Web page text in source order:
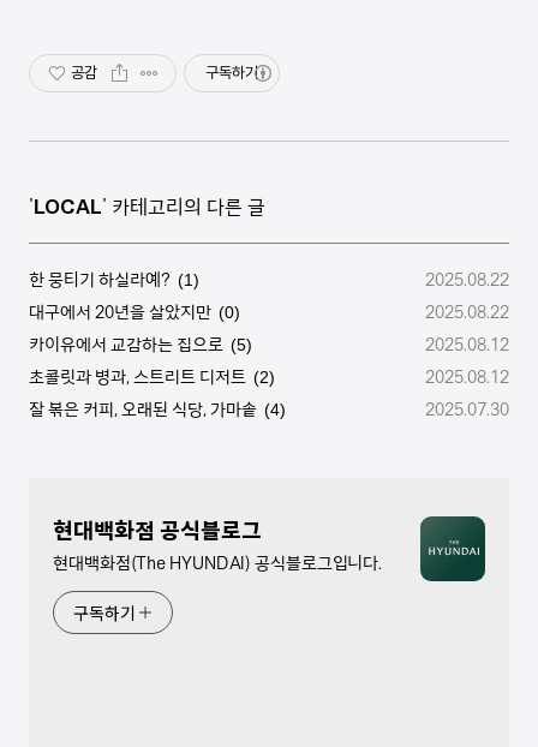
공감 구독하기
'LOCAL' 카테고리의 다른 글
한 뭉티기 하실라예? (1)
2025.08.22
대구에서 20년을 살았지만 (0)
2025.08.22
카이유에서 교감하는 집으로 (5)
2025.08.12
초콜릿과 병과, 스트리트 디저트 (2)
2025.08.12
잘 볶은 커피, 오래된 식당, 가마솥 (4) 2025.07.30
현대백화점 공식블로그
현대백화점(The HYUNDAI) 공식블로그입니다.
구독하기